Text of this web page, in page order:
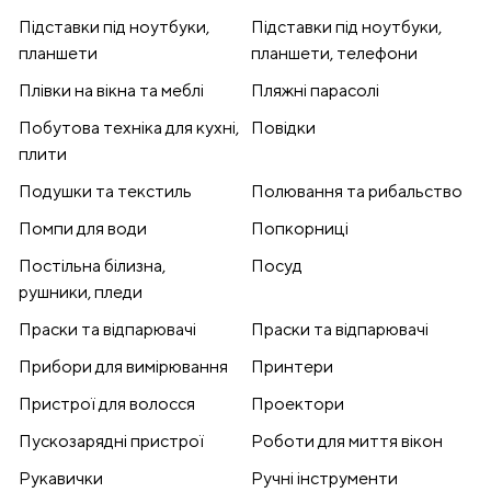
Підставки під ноутбуки,
планшети
Підставки під ноутбуки,
планшети, телефони
Плівки на вікна та меблі
Пляжні парасолі
Побутова техніка для кухні,
плити
Повідки
Подушки та текстиль
Полювання та рибальство
Помпи для води
Попкорниці
Постільна білизна,
рушники, пледи
Посуд
Праски та відпарювачі
Праски та відпарювачі
Прибори для вимірювання
Принтери
Пристрої для волосся
Проектори
Пускозарядні пристрої
Роботи для миття вікон
Рукавички
Ручні інструменти